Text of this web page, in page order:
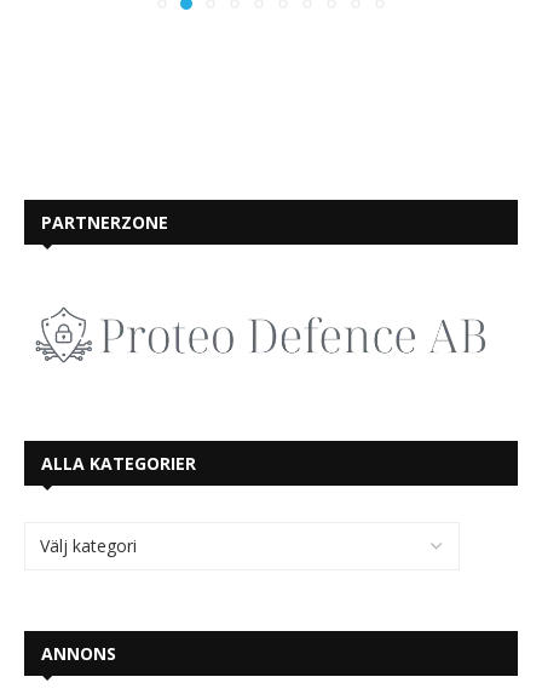
PARTNERZONE
ALLA KATEGORIER
ANNONS